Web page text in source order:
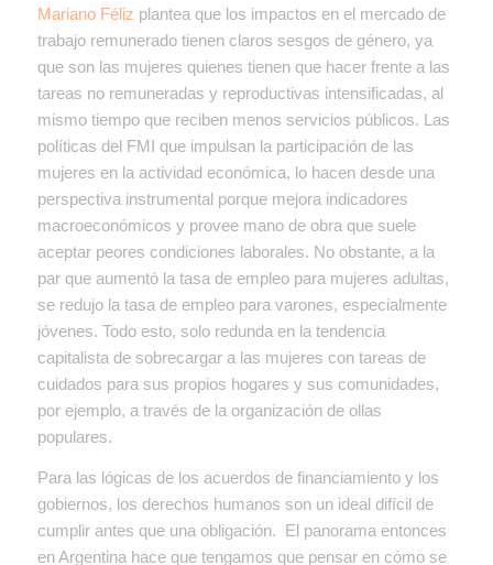
Mariano Féliz plantea que los impactos en el mercado de
trabajo remunerado tienen claros sesgos de género, ya
que son las mujeres quienes tienen que hacer frente a las
tareas no remuneradas y reproductivas intensificadas, al
mismo tiempo que reciben menos servicios públicos. Las
políticas del FMI que impulsan la participación de las
mujeres en la actividad económica, lo hacen desde una
perspectiva instrumental porque mejora indicadores
macroeconómicos y provee mano de obra que suele
aceptar peores condiciones laborales. No obstante, a la
par que aumentó la tasa de empleo para mujeres adultas,
se redujo la tasa de empleo para varones, especialmente
jóvenes. Todo esto, solo redunda en la tendencia
capitalista de sobrecargar a las mujeres con tareas de
cuidados para sus propios hogares y sus comunidades,
por ejemplo, a través de la organización de ollas
populares.
Para las lógicas de los acuerdos de financiamiento y los
gobiernos, los derechos humanos son un ideal difícil de
cumplir antes que una obligación. El panorama entonces
en Argentina hace que tengamos que pensar en cómo se